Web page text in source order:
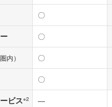
〇
〇
内） 〇
〇
ビス※2 ―